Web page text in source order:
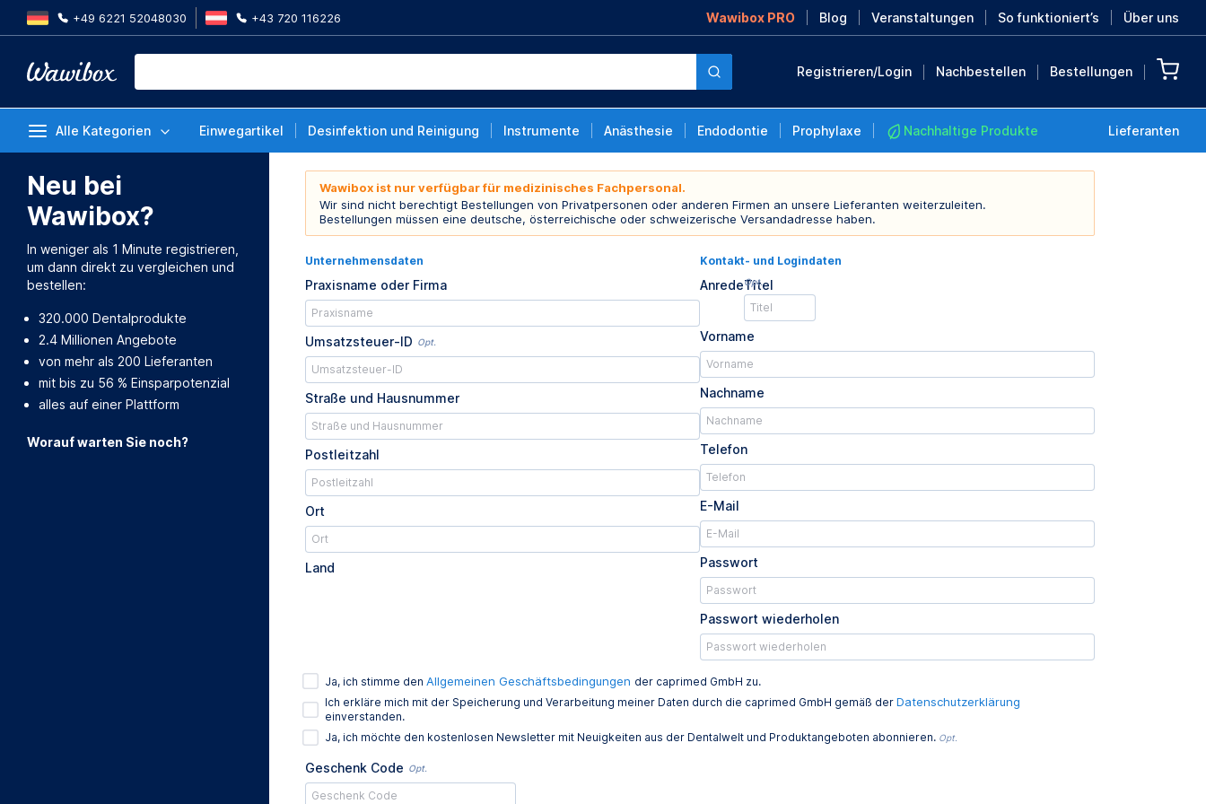
+49 6221 52048030 +43 720 116226 Wawibox PRO Blog Veranstaltungen So funktioniert’s Über uns
Registrieren/Login Nachbestellen Bestellungen
Alle Kategorien Einwegartikel Desinfektion und Reinigung Instrumente Anästhesie Endodontie Prophylaxe Nachhaltige Produkte Lieferanten
MEHR ENTDECKEN
Neu bei
Wawibox?
In weniger als 1 Minute registrieren,
um dann direkt zu vergleichen und
bestellen:
320.000 Dentalprodukte
2.4 Millionen Angebote
von mehr als 200 Lieferanten
mit bis zu 56 % Einsparpotenzial
alles auf einer Plattform
Worauf warten Sie noch?
Wawibox ist nur verfügbar für medizinisches Fachpersonal.
Wir sind nicht berechtigt Bestellungen von Privatpersonen oder anderen Firmen an unsere Lieferanten weiterzuleiten.
Bestellungen müssen eine deutsche, österreichische oder schweizerische Versandadresse haben.
Unternehmensdaten
Praxisname oder Firma
Umsatzsteuer-ID Opt.
Straße und Hausnummer
Postleitzahl
Ort
Land
Kontakt- und Logindaten
AnredeTitel
Opt.
Vorname
Nachname
Telefon
E-Mail
Passwort
Passwort wiederholen
Ja, ich stimme den Allgemeinen Geschäftsbedingungen der caprimed GmbH zu.
Ich erkläre mich mit der Speicherung und Verarbeitung meiner Daten durch die caprimed GmbH gemäß der Datenschutzerklärung
einverstanden.
Ja, ich möchte den kostenlosen Newsletter mit Neuigkeiten aus der Dentalwelt und Produktangeboten abonnieren. Opt.
Geschenk Code Opt.